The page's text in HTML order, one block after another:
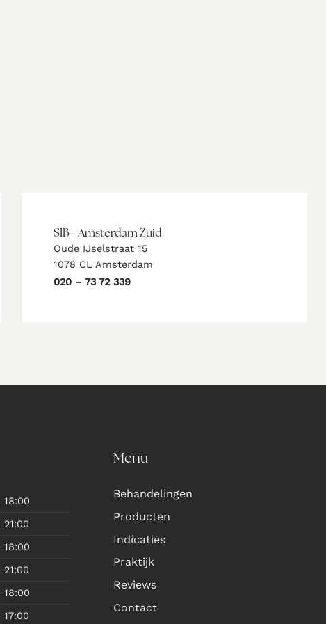
SIB - Amsterdam Zuid
Oude IJselstraat 15
1078 CL Amsterdam
020 – 73 72 339
Menu
Behandelingen
Producten
Indicaties
Praktijk
Reviews
Contact